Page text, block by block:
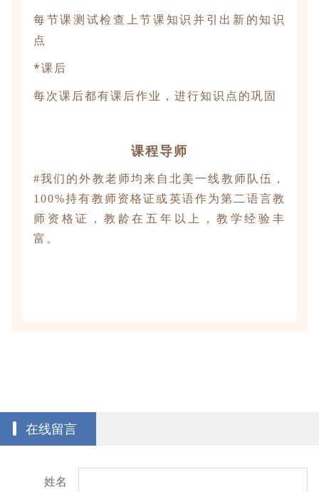
每节课测试检查上节课知识并引出新的知识
点
*课后
每次课后都有课后作业，进行知识点的巩固
课程导师
#我们的外教老师均来自北美一线教师队伍，
100%持有教师资格证或英语作为第二语言教
师资格证，教龄在五年以上，教学经验丰
富。
在线留言
姓名